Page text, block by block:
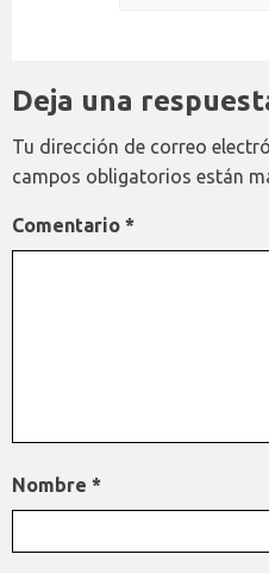
Deja una
Tu dirección de correo
campos obligatorios están
Comentario *
Nombre *